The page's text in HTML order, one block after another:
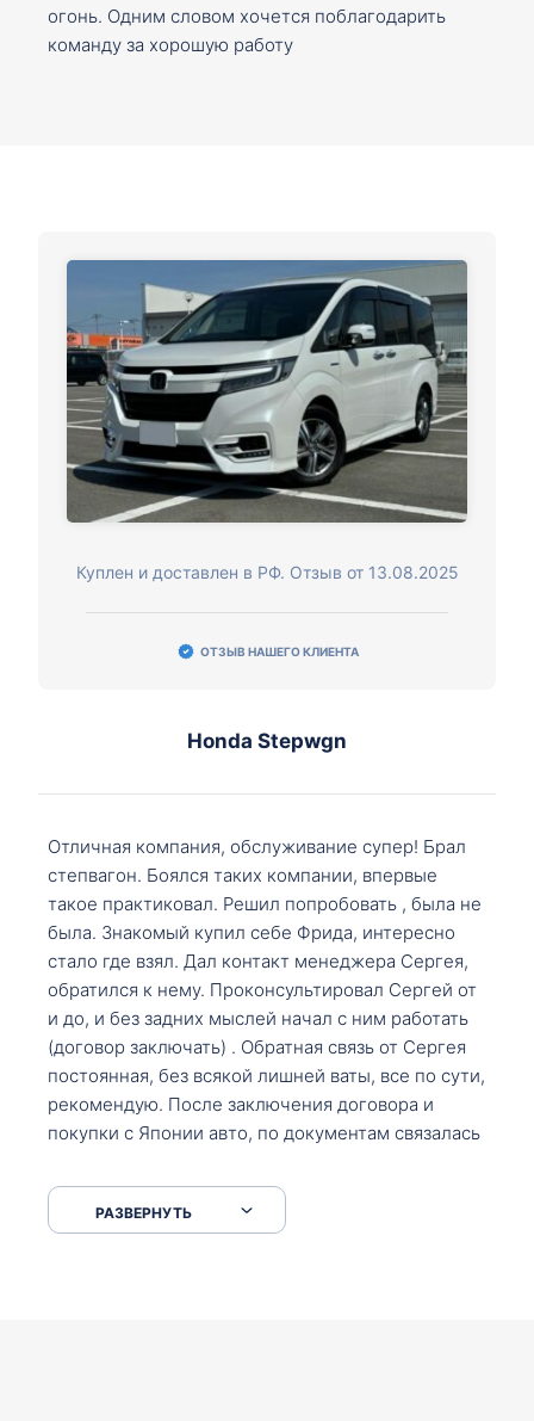
огонь. Одним словом хочется поблагодарить
команду за хорошую работу
Куплен и доставлен в РФ. Отзыв от 13.08.2025
ОТЗЫВ НАШЕГО КЛИЕНТА
Honda Stepwgn
Отличная компания, обслуживание супер! Брал
степвагон. Боялся таких компании, впервые
такое практиковал. Решил попробовать , была не
была. Знакомый купил себе Фрида, интересно
стало где взял. Дал контакт менеджера Сергея,
обратился к нему. Проконсультировал Сергей от
и до, и без задних мыслей начал с ним работать
(договор заключать) . Обратная связь от Сергея
постоянная, без всякой лишней ваты, все по сути,
рекомендую. После заключения договора и
покупки с Японии авто, по документам связалась
что заполнить, куда зайти, образцы и т.д. После
приехал за авто. Меня тепло встретили Сергей с
РАЗВЕРНУТЬ